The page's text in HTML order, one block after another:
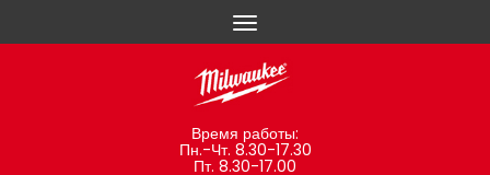
Время работы:
Пн.-Чт. 8.30-17.30
Пт. 8.30-17.00